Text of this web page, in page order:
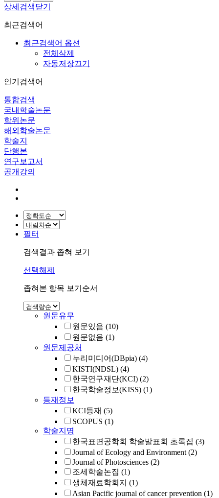
상세검색닫기
최근검색어
최근검색어 옵션
전체삭제
자동저장끄기
인기검색어
통합검색
국내학술논문
학위논문
해외학술논문
학술지
단행본
연구보고서
공개강의
필터
검색결과 좁혀 보기
선택해제
좁혀본 항목 보기순서
원문유무
원문있음 (10)
원문없음 (1)
원문제공처
누리미디어(DBpia) (4)
KISTI(NDSL) (4)
한국연구재단(KCI) (2)
한국학술정보(KISS) (1)
등재정보
KCI등재 (5)
SCOPUS (1)
학술지명
한국표면공학회 학술발표회 초록집 (3)
Journal of Ecology and Environment (2)
Journal of Photosciences (2)
조세학술논집 (1)
생체재료학회지 (1)
Asian Pacific journal of cancer prevention (1)